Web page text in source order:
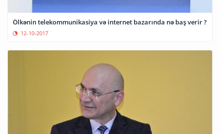
Ölkənin telekommunikasiya və internet bazarında nə baş verir ?
12-10-2017